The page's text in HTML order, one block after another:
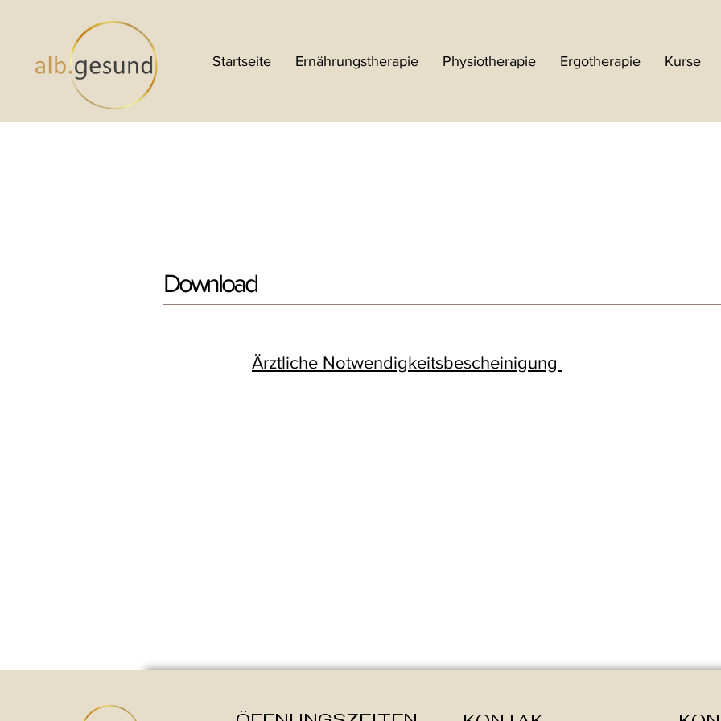
Startseite Ernährungstherapie Physiotherapie Ergotherapie Kurse
Download
Ärztliche Notwendigkeitsbescheinigung